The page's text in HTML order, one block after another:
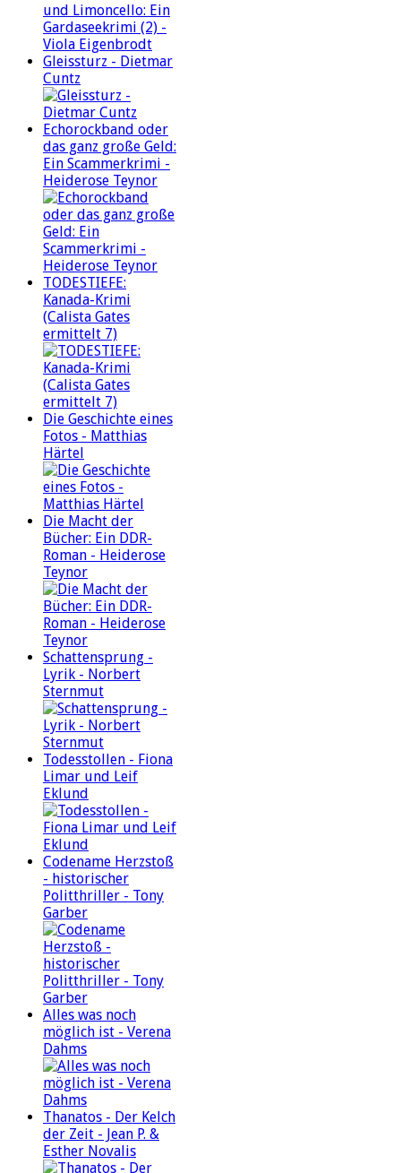
Gleissturz - Dietmar
Cuntz
Echorockband oder
das ganz große Geld:
Ein Scammerkrimi -
Heiderose Teynor
TODESTIEFE:
Kanada-Krimi
(Calista Gates
ermittelt 7)
Die Geschichte eines
Fotos - Matthias
Härtel
Die Macht der
Bücher: Ein DDR-
Roman - Heiderose
Teynor
Schattensprung -
Lyrik - Norbert
Sternmut
Todesstollen - Fiona
Limar und Leif
Eklund
Codename Herzstoß
- historischer
Politthriller - Tony
Garber
Alles was noch
möglich ist - Verena
Dahms
Thanatos - Der Kelch
der Zeit - Jean P. &
Esther Novalis